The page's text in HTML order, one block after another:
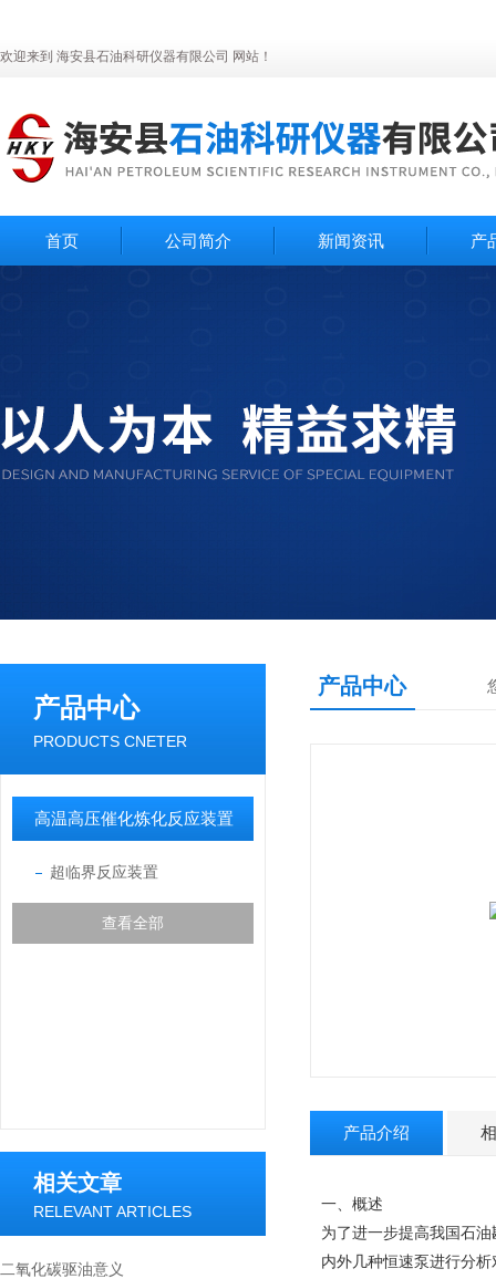
欢迎来到 海安县石油科研仪器有限公司 网站！
首页 公司简介 新闻资讯 产
产品中心
PRODUCTS CNETER
高温高压催化炼化反应装置
超临界反应装置
查看全部
相关文章
RELEVANT ARTICLES
二氧化碳驱油意义
产品中心
产品介绍
一、概述
为了进一步提高我国石
内外几种恒速泵进行分